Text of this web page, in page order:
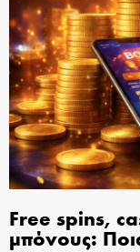
Free spins,
μπόνους: